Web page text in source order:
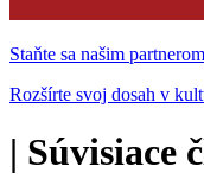
Staňte sa našim partnerom
Rozšírte svoj dosah v
| Súvisiace